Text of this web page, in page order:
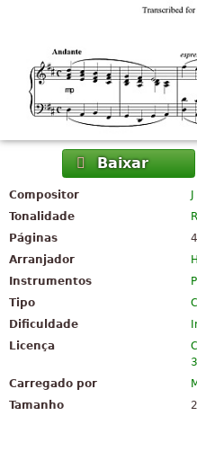
Baixar
Compositor
Tonalidade
Páginas
4
Arranjador
Instrumentos
Tipo
Dificuldade
Licença
Carregado por
Tamanho